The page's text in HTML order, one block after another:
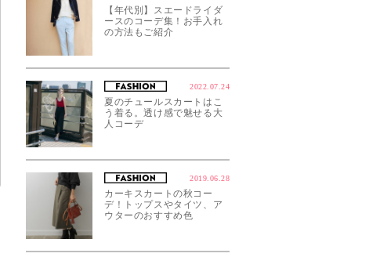
【年代別】スエードライダ
ースのコーデ集！お手入れ
の方法もご紹介
2022.07.24
夏のチュールスカートはこ
う着る。透け感で魅せる大
人コーデ
2019.06.28
カーキスカートの秋コー
デ！トップスやタイツ、ア
ウターのおすすめ色